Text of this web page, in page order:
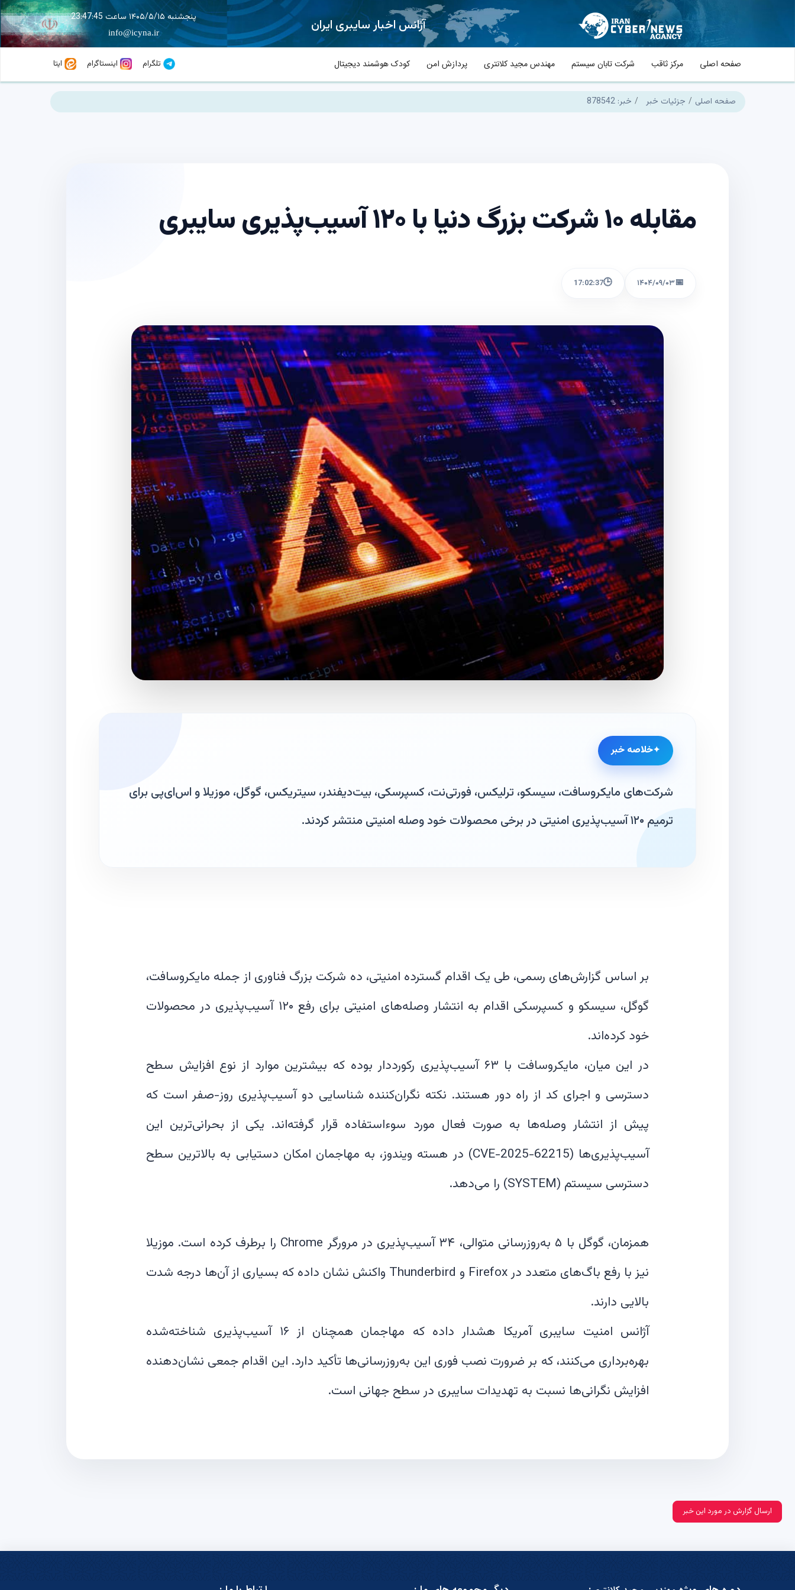
آژانس اخبار سایبری ایران پنجشنبه ۱۴۰۵/۵/۱۵ ساعت 23:47:46
info@icyna.ir
تلگرام اینستاگرام ایتا صفحه اصلی مرکز ثاقب شرکت تابان سیستم مهندس مجید کلانتری پردازش امن کودک هوشمند دیجیتال
صفحه اصلی جزئیات خبر خبر: 878542
مقابله ۱۰ شرکت بزرگ دنیا با ۱۲۰ آسیب‌پذیری سایبری
📅۱۴۰۴/۰۹/۰۳ 🕒
17:02:37
خلاصه خبر
شرکت‌های مایکروسافت، سیسکو، ترلیکس، فورتی‌نت، کسپرسکی، بیت‌دیفندر، سیتریکس، گوگل، موزیلا و اس‌ای‌پی برای
ترمیم ۱۲۰ آسیب‌پذیری امنیتی در برخی محصولات خود وصله امنیتی منتشر کردند.
بر اساس گزارش‌های رسمی، طی یک اقدام گسترده امنیتی، ده شرکت بزرگ فناوری از جمله مایکروسافت،
گوگل، سیسکو و کسپرسکی اقدام به انتشار وصله‌های امنیتی برای رفع ۱۲۰ آسیب‌پذیری در محصولات
در این میان، مایکروسافت با ۶۳ آسیب‌پذیری رکورددار بوده که بیشترین موارد از نوع افزایش سطح
دسترسی و اجرای کد از راه دور هستند. نکته نگران‌کننده شناسایی دو آسیب‌پذیری روز-صفر است که
پیش از انتشار وصله‌ها به صورت فعال مورد سوءاستفاده قرار گرفته‌اند. یکی از بحرانی‌ترین این
آسیب‌پذیری‌ها (CVE-2025-62215) در هسته ویندوز، به مهاجمان امکان دستیابی به بالاترین سطح
همزمان، گوگل با ۵ به‌روزرسانی متوالی، ۳۴ آسیب‌پذیری در مرورگر Chrome را برطرف کرده است. موزیلا
نیز با رفع باگ‌های متعدد در Firefox و Thunderbird واکنش نشان داده که بسیاری از آن‌ها درجه شدت
آژانس امنیت سایبری آمریکا هشدار داده که مهاجمان همچنان از ۱۶ آسیب‌پذیری شناخته‌شده
بهره‌برداری می‌کنند، که بر ضرورت نصب فوری این به‌روزرسانی‌ها تأکید دارد. این اقدام جمعی نشان‌دهنده
افزایش نگرانی‌ها نسبت به تهدیدات سایبری در سطح جهانی است.
ارسال گزارش در مورد این خبر